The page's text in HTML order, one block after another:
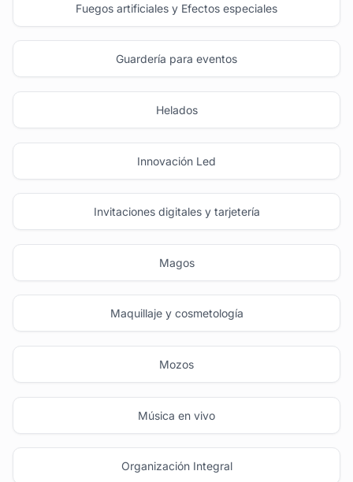
Fuegos artificiales y Efectos especiales
Guardería para eventos
Helados
Innovación Led
Invitaciones digitales y tarjetería
Magos
Maquillaje y cosmetología
Mozos
Música en vivo
Organización Integral